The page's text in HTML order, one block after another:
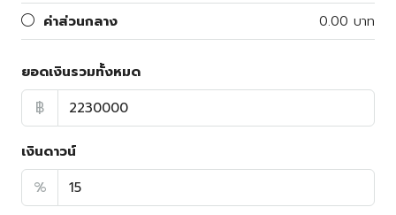
ค่าส่วนกลาง
0.00 บาท
ยอดเงินรวมทั้งหมด
฿
เงินดาวน์
%